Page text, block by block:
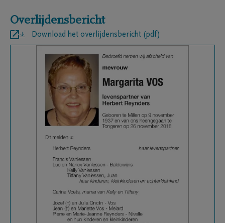
Overlijdensbericht
Download het overlijdensbericht (pdf)